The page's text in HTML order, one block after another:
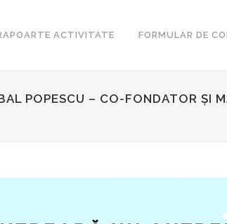
ACTIVITATE FORMULAR DE
POPESCU – CO-FONDATOR ȘI